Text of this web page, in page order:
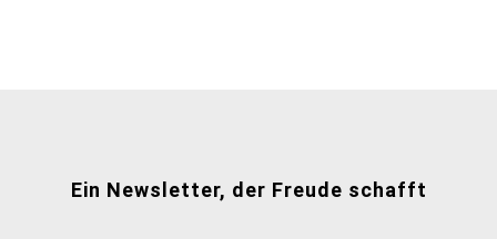
Ein Newsletter, der Freude schafft